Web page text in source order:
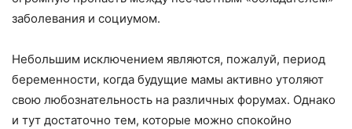
заболевания и социумом.
Небольшим исключением являются, пожалуй, период
беременности, когда будущие мамы активно утоляют
свою любознательность на различных форумах. Однако
и тут достаточно тем, которые можно спокойно